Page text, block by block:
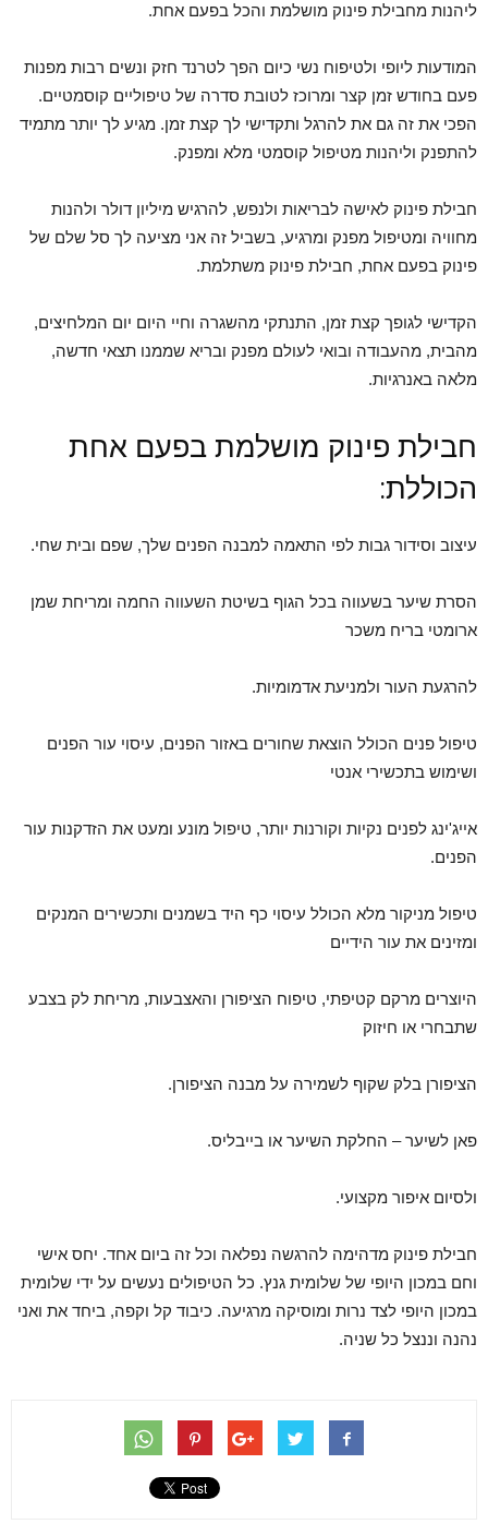
ליהנות מחבילת פינוק מושלמת והכל בפעם אחת.
המודעות ליופי ולטיפוח נשי כיום הפך לטרנד חזק ונשים רבות מפנות
פעם בחודש זמן קצר ומרוכז לטובת סדרה של טיפוליים קוסמטיים.
הפכי את זה גם את להרגל ותקדישי לך קצת זמן. מגיע לך יותר מתמיד
להתפנק וליהנות מטיפול קוסמטי מלא ומפנק.
חבילת פינוק לאישה לבריאות ולנפש, להרגיש מיליון דולר ולהנות
מחוויה ומטיפול מפנק ומרגיע, בשביל זה אני מציעה לך סל שלם של
פינוק בפעם אחת, חבילת פינוק משתלמת.
הקדישי לגופך קצת זמן, התנתקי מהשגרה וחיי היום יום המלחיצים,
מהבית, מהעבודה ובואי לעולם מפנק ובריא שממנו תצאי חדשה,
מלאה באנרגיות.
חבילת פינוק מושלמת בפעם אחת
הכוללת:
עיצוב וסידור גבות לפי התאמה למבנה הפנים שלך, שפם ובית שחי.
הסרת שיער בשעווה בכל הגוף בשיטת השעווה החמה ומריחת שמן
ארומטי בריח משכר
להרגעת העור ולמניעת אדמומיות.
טיפול פנים הכולל הוצאת שחורים באזור הפנים, עיסוי עור הפנים
ושימוש בתכשירי אנטי
אייג'ינג לפנים נקיות וקורנות יותר, טיפול מונע ומעט את הזדקנות עור
הפנים.
טיפול מניקור מלא הכולל עיסוי כף היד בשמנים ותכשירים המנקים
ומזינים את עור הידיים
היוצרים מרקם קטיפתי, טיפוח הציפורן והאצבעות, מריחת לק בצבע
שתבחרי או חיזוק
הציפורן בלק שקוף לשמירה על מבנה הציפורן.
פאן לשיער – החלקת השיער או בייבליס.
ולסיום איפור מקצועי.
חבילת פינוק מדהימה להרגשה נפלאה וכל זה ביום אחד. יחס אישי
וחם במכון היופי של שלומית גנץ. כל הטיפולים נעשים על ידי שלומית
במכון היופי לצד נרות ומוסיקה מרגיעה. כיבוד קל וקפה, ביחד את ואני
נהנה וננצל כל שניה.